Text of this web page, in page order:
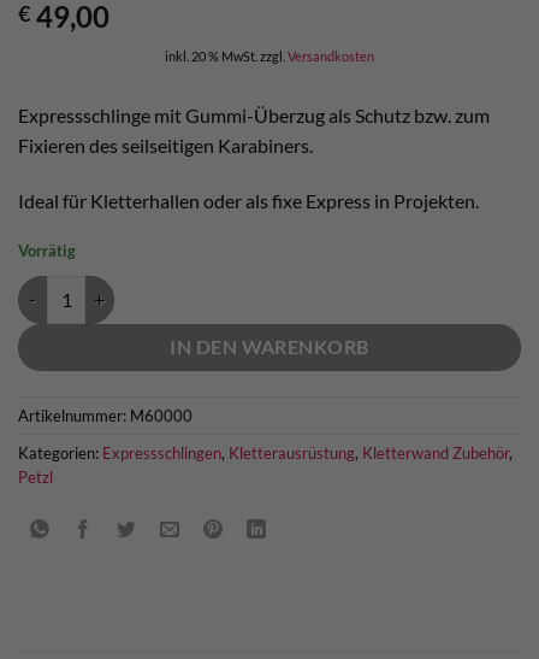
€ 49,00
inkl. 20 % MwSt. zzgl. Versandkosten
Expressschlinge mit Gummi-Überzug als Schutz bzw. zum
Fixieren des seilseitigen Karabiners.
Ideal für Kletterhallen oder als fixe Express in Projekten.
Vorrätig
Petzl Axess String Hallen Express Menge
IN DEN WARENKORB
Artikelnummer: M60000
Kategorien: Expressschlingen, Kletterausrüstung, Kletterwand Zubehör,
Petzl